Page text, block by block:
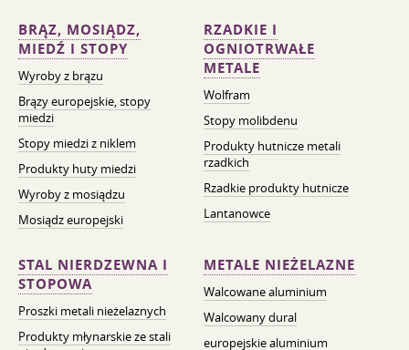
BRĄZ, MOSIĄDZ,
MIEDŹ I STOPY
Wyroby z brązu
Brązy europejskie, stopy
miedzi
Stopy miedzi z niklem
Produkty huty miedzi
Wyroby z mosiądzu
Mosiądz europejski
RZADKIE I
OGNIOTRWAŁE
METALE
Wolfram
Stopy molibdenu
Produkty hutnicze metali
rzadkich
Rzadkie produkty hutnicze
Lantanowce
STAL NIERDZEWNA I
STOPOWA
Proszki metali nieżelaznych
Produkty młynarskie ze stali
METALE NIEŻELAZNE
Walcowane aluminium
Walcowany dural
europejskie aluminium